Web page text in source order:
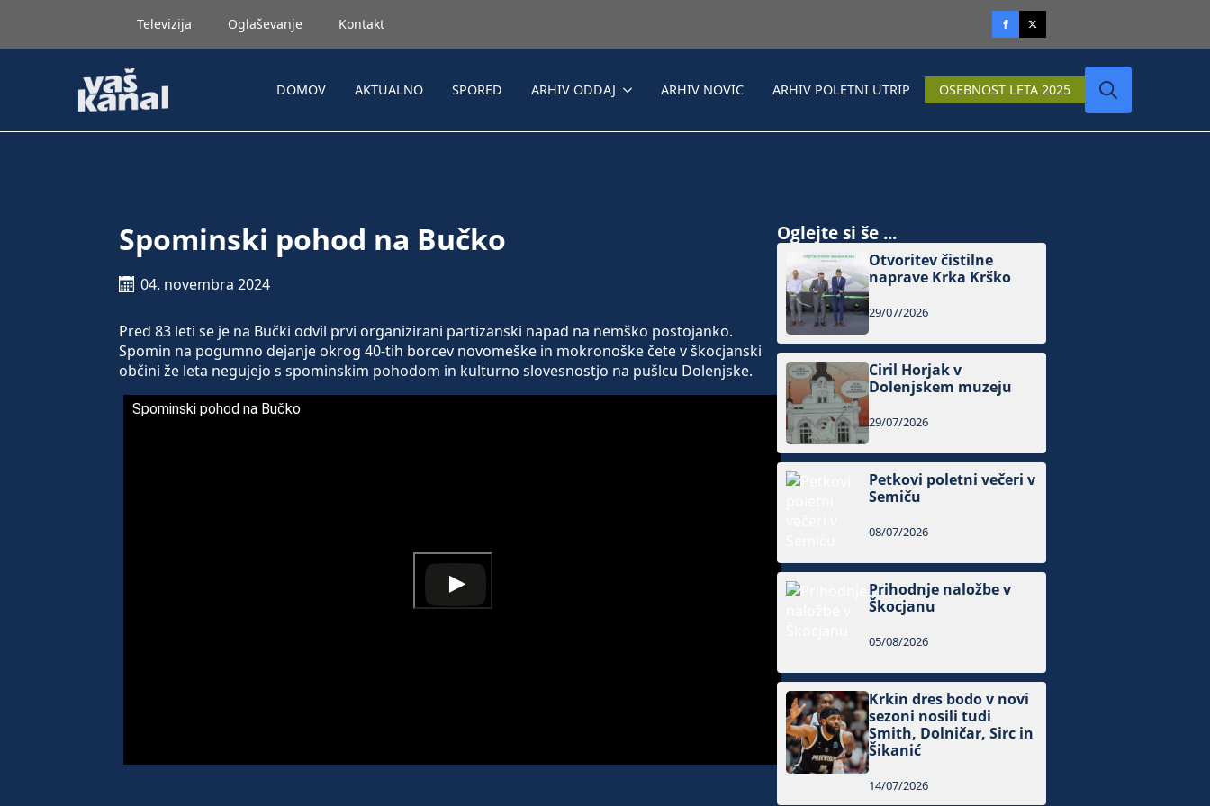
Televizija Oglaševanje Kontakt
DOMOV AKTUALNO SPORED ARHIV ODDAJ ARHIV NOVIC ARHIV POLETNI UTRIP OSEBNOST LETA 2025
Spominski pohod na Bučko
04. novembra 2024
Pred 83 leti se je na Bučki odvil prvi organizirani partizanski napad na nemško postojanko.
Spomin na pogumno dejanje okrog 40-tih borcev novomeške in mokronoške čete v škocjanski
občini že leta negujejo s spominskim pohodom in kulturno slovesnostjo na pušlcu Dolenjske.
Spominski pohod na Bučko
Oglejte si še ...
Otvoritev čistilne
naprave Krka Krško
29/07/2026
Ciril Horjak v
Dolenjskem muzeju
29/07/2026
Petkovi poletni večeri v
Semiču
08/07/2026
Prihodnje naložbe v
Škocjanu
05/08/2026
Krkin dres bodo v novi
sezoni nosili tudi
Smith, Dolničar, Sirc in
Šikanić
14/07/2026